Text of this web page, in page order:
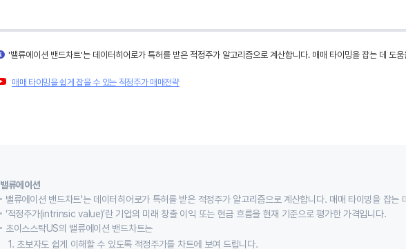
'밸류에이션 밴드차트'는 데이터히어로가 특허를 받은 적정주가 알고리즘으로 계산합니다. 매매 타이밍을 잡는 데 도
매매 타이밍을 쉽게 잡을 수 있는 적정주가 매매전략
밸류에이션
밸류에이션 밴드차트'는 데이터히어로가 특허를 받은 적정주가 알고리즘으로 계산합니다. 매매 타이밍을 잡는
‘적정주가(intrinsic value)’란 기업의 미래 창출 이익 또는 현금 흐름을 현재 기준으로 평가한 가격입니다.
초이스스탁US의 밸류에이션 밴드차트는
1. 초보자도 쉽게 이해할 수 있도록 적정주가를 차트에 보여 드립니다.